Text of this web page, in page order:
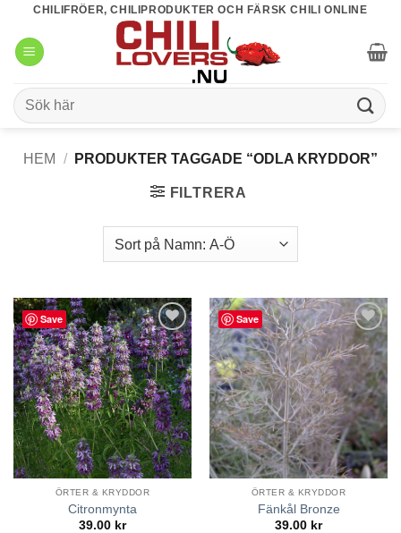
content
CHILIFRÖER, CHILIPRODUKTER OCH FÄRSK CHILI ONLINE
Sök
efter:
HEM / PRODUKTER TAGGADE “ODLA KRYDDOR”
FILTRERA
Save
lägg till
i
favoriter
ÖRTER & KRYDDOR
Citronmynta
39.00 kr
Save
lägg till
favoriter
ÖRTER & KRYDDOR
Fänkål Bronze
39.00 kr